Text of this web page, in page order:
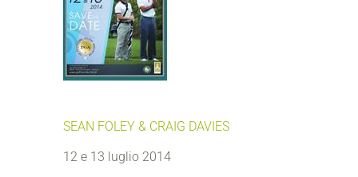
SEAN FOLEY & CRAIG DAVIES
12 e 13 luglio 2014